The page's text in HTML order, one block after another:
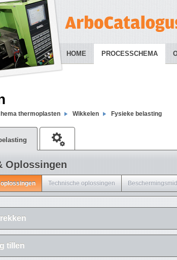
HOME PROCESSCHEMA
thermoplasten Wikkelen Fysieke belasting
Oplossingen
Technische oplossingen
tillen